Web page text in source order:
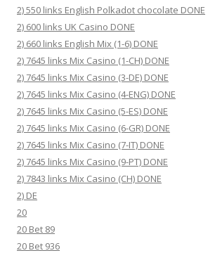
2) 550 links English Polkadot chocolate DONE
2) 600 links UK Casino DONE
2) 660 links English Mix (1-6) DONE
2) 7645 links Mix Casino (1-CH) DONE
2) 7645 links Mix Casino (3-DE) DONE
2) 7645 links Mix Casino (4-ENG) DONE
2) 7645 links Mix Casino (5-ES) DONE
2) 7645 links Mix Casino (6-GR) DONE
2) 7645 links Mix Casino (7-IT) DONE
2) 7645 links Mix Casino (9-PT) DONE
2) 7843 links Mix Casino (CH) DONE
2) DE
20
20 Bet 89
20 Bet 936